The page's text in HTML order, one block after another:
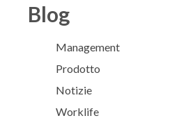
Blog
Management
Prodotto
Notizie
Worklife